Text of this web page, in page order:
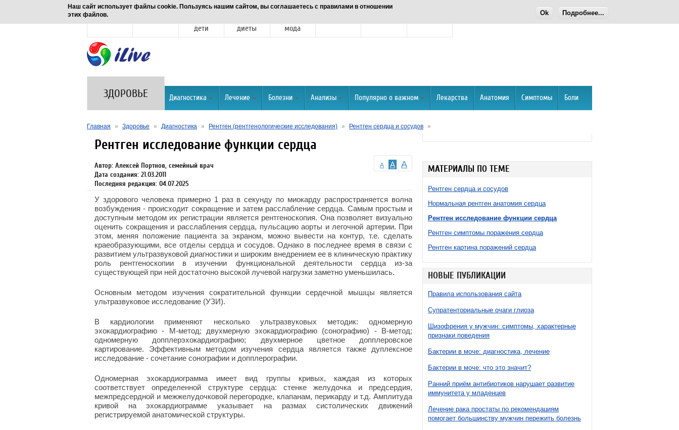
Наш сайт использует файлы cookie. Пользуясь нашим сайтом, вы соглашаетесь с правилами в отношении
этих файлов.
Ok Подробнее...
Новости
дети
диеты
мода
ЗДОРОВЬЕ Диагностика Лечение Болезни Анализы Популярно о важном Лекарства Анатомия Симптомы Боли
Главная » Здоровье » Диагностика » Рентген (рентгенологические исследования) » Рентген сердца и сосудов »
МАТЕРИАЛЫ ПО ТЕМЕ
Рентген сердца и сосудов
Нормальная рентген анатомия сердца
Рентген исследование функции сердца
Рентген симптомы поражения сердца
Рентген картина поражений сердца
НОВЫЕ ПУБЛИКАЦИИ
Правила использования сайта
Супратенториальные очаги глиоза
Шизофрения у мужчин: симптомы, характерные
признаки поведения
Бактерии в моче: диагностика, лечение
Бактерии в моче: что это значит?
Ранний приём антибиотиков нарушает развитие
иммунитета у младенцев
Лечение рака простаты по рекомендациям
помогает большинству мужчин пережить болезнь
A A A
Рентген исследование функции сердца
Автор: Алексей Портнов, семейный врач
Дата создания: 21.03.2011
Последняя редакция: 04.07.2025
У здорового человека примерно 1 раз в секунду по миокарду распространяется волна
возбуждения - происходит сокращение и затем расслабление сердца. Самым простым и
доступным методом их регистрации является рентгеноскопия. Она позволяет визуально
оценить сокращения и расслабления сердца, пульсацию аорты и легочной артерии. При
этом, меняя положение пациента за экраном, можно вывести на контур, т.е. сделать
краеобразующими, все отделы сердца и сосудов. Однако в последнее время в связи с
развитием ультразвуковой диагностики и широким внедрением ее в клиническую практику
роль рентгеноскопии в изучении функциональной деятельности сердца из-за
существующей при ней достаточно высокой лучевой нагрузки заметно уменьшилась.
Основным методом изучения сократительной функции сердечной мышцы является
ультразвуковое исследование (УЗИ).
В кардиологии применяют несколько ультразвуковых методик: одномерную
эхокардиографию - М-метод; двухмерную эхокардиографию (сонографию) - В-метод;
одномерную допплерэхокардиографию; двухмерное цветное допплеровское
картирование. Эффективным методом изучения сердца является также дуплексное
исследование - сочетание сонографии и допплерографии.
Одномерная эхокардиограмма имеет вид группы кривых, каждая из которых
соответствует определенной структуре сердца: стенке желудочка и предсердия,
межпредсердной и межжелудочковой перегородке, клапанам, перикарду и т.д. Амплитуда
кривой на эхокардиограмме указывает на размах систолических движений
регистрируемой анатомической структуры.